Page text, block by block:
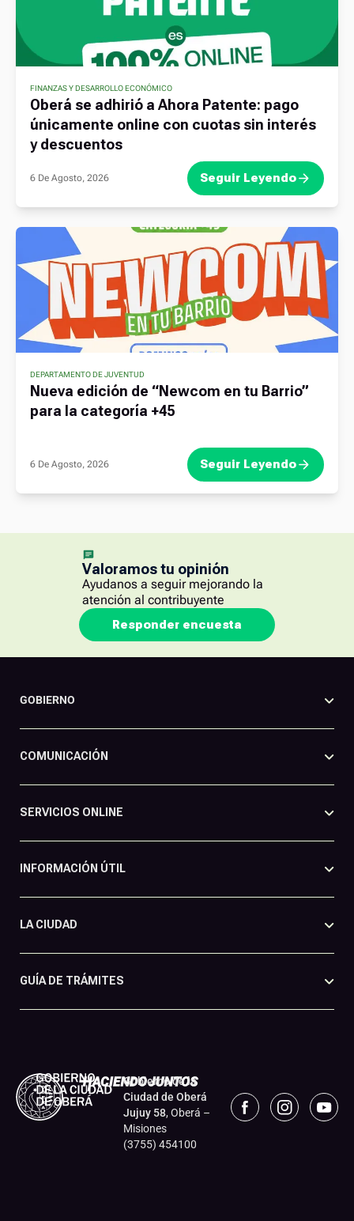
FINANZAS Y DESARROLLO ECONÓMICO
Oberá se adhirió a Ahora Patente: pago
únicamente online con cuotas sin interés
y descuentos
6 De Agosto, 2026 Seguir Leyendo
DEPARTAMENTO DE JUVENTUD
Nueva edición de “Newcom en tu Barrio”
para la categoría +45
6 De Agosto, 2026 Seguir Leyendo
Valoramos tu opinión
Ayudanos a seguir mejorando la
atención al contribuyente
Responder encuesta
GOBIERNO
COMUNICACIÓN
SERVICIOS ONLINE
INFORMACIÓN ÚTIL
LA CIUDAD
GUÍA DE TRÁMITES
Gobierno de la
Ciudad de Oberá
Jujuy 58, Oberá –
Misiones
(3755) 454100